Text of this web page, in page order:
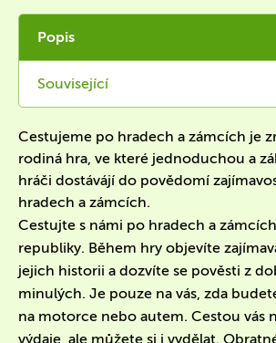
Popis
Související
Cestujeme po hradech a zámcích je
rodiná hra, ve které jednoduchou a
hráči dostávájí do povědomí
hradech a zámcích.
Cestujte s námi po hradech a
republiky. Během hry objevíte
jejich historii a dozvíte se pověsti z
minulých. Je pouze na vás, zda
na motorce nebo autem. Cestou vás
výdaje, ale můžete si i vydělat.